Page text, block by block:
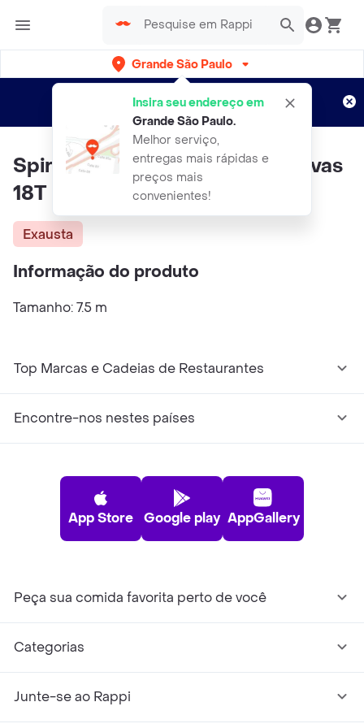
Grande São Paulo
Insira seu endereço em
Grande São Paulo.
Melhor serviço,
entregas mais rápidas e
preços mais
convenientes!
Entregas grátis por 15 dias!
Aplicam T&C
Spiral Trena Plástica Com 2 Travas
18T
Exausta
Informação do produto
Tamanho: 7.5 m
Top Marcas e Cadeias de Restaurantes
Encontre-nos nestes países
App Store Google play AppGallery
Peça sua comida favorita perto de você
Categorias
Junte-se ao Rappi